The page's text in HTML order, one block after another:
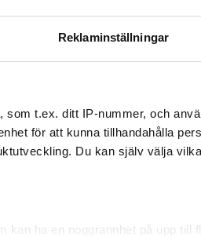
Reklaminställningar
som t.ex. ditt IP-nummer, och
för att kunna tillhandahålla
Du kan själv välja
kan ha en noggrannhet på upp till